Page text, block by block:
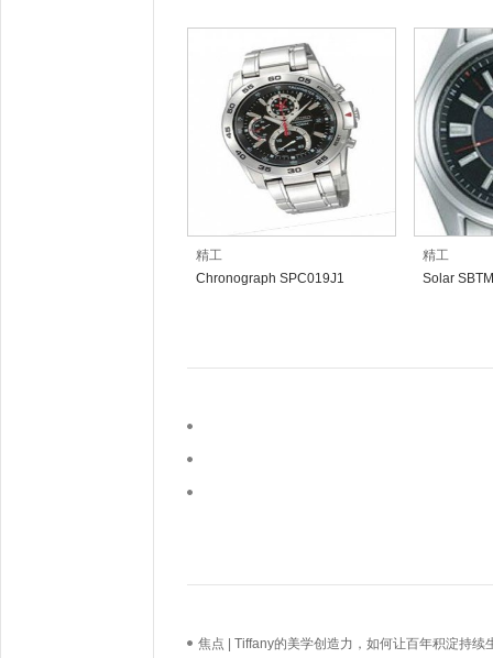
精工
Chronograph SPC019J1
精工
Solar
焦点 | Tiffany的美学创造力，如何让百年积淀持续